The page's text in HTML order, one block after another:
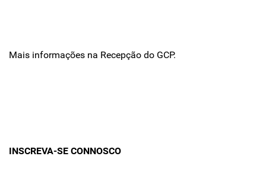
Mais informações na Recepção do GCP.
INSCREVA-SE CONNOSCO